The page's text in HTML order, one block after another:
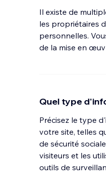
Il existe de
les propriétaires
personnelles.
de la mise en
Quel type
Précisez le type
votre site, telles
de sécurité
visiteurs et les
outils de